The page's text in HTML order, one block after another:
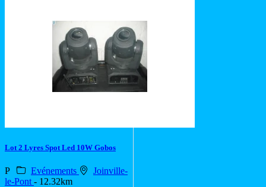
Lot 2 Lyres Spot Led 10W Gobos
P Evénements
Joinville-
le-Pont - 12.32km